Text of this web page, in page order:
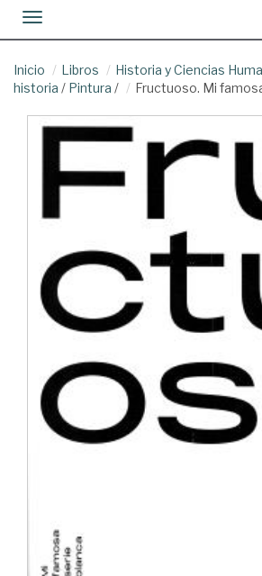
Toggle navigation
Inicio Libros Historia y Ciencias
historia / Pintura / Fructuoso. Mi